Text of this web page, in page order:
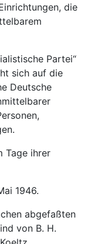
die
Partei“
sich auf die
Deutsche
Tage ihrer
1946.
abgefaßten
von B. H.